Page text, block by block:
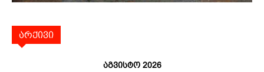
არქივი
აგვისტო 2026